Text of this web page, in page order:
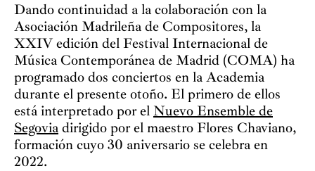
Dando continuidad a la colaboración con la
Asociación Madrileña de Compositores, la
XXIV edición del Festival Internacional de
Música Contemporánea de Madrid (COMA) ha
programado dos conciertos en la Academia
durante el presente otoño. El primero de ellos
está interpretado por el Nuevo Ensemble de
Segovia dirigido por el maestro Flores Chaviano,
formación cuyo 30 aniversario se celebra en
2022.